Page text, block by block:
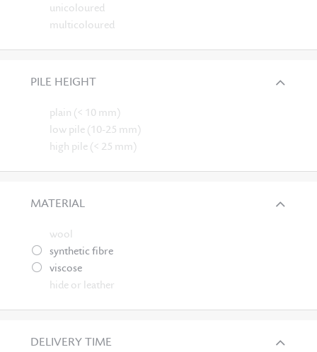
unicoloured
multicoloured
PILE HEIGHT
plain (< 10 mm)
low pile (10-25 mm)
high pile (< 25 mm)
MATERIAL
wool
synthetic fibre
viscose
hide or leather
DELIVERY TIME